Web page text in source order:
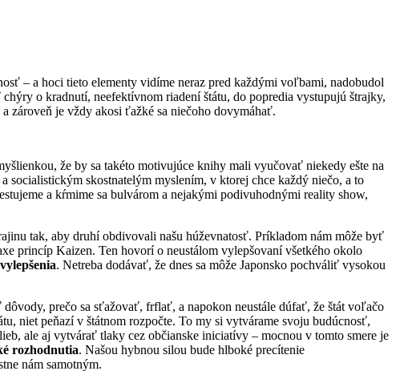
– a hoci tieto elementy vidíme neraz pred každými voľbami, nadobudol
chýry o kradnutí, neefektívnom riadení štátu, do popredia vystupujú štrajky,
zároveň je vždy akosi ťažké sa niečoho dovymáhať.
že by sa takéto motivujúce knihy mali vyučovať niekedy ešte na
skostnatelým myslením, v ktorej chce každý niečo, a to
a kŕmime sa bulvárom a nejakými podivuhodnými reality show,
tak, aby druhí obdivovali našu húževnatosť. Príkladom nám môže byť
princíp Kaizen. Ten hovorí o neustálom vylepšovaní všetkého okolo
. Netreba dodávať, že dnes sa môže Japonsko pochváliť vysokou
dôvody, prečo sa sťažovať, frflať, a napokon neustále dúfať, že štát voľačo
niet peňazí v štátnom rozpočte. To my si vytvárame svoju budúcnosť,
ale aj vytvárať tlaky cez občianske iniciatívy – mocnou v tomto smere je
rozhodnutia. Našou hybnou silou bude hlboké precítenie
nám samotným.